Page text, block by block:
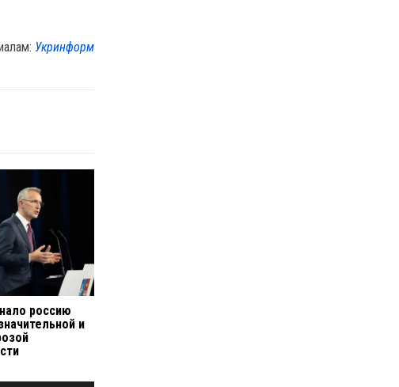
Укринформ
россию
и